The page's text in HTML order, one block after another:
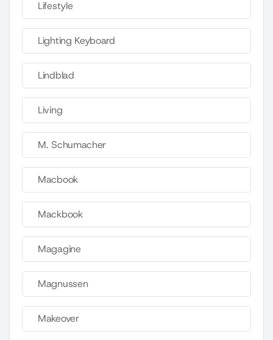
Lifestyle
Lighting Keyboard
Lindblad
Living
M. Schumacher
Macbook
Mackbook
Magagine
Magnussen
Makeover